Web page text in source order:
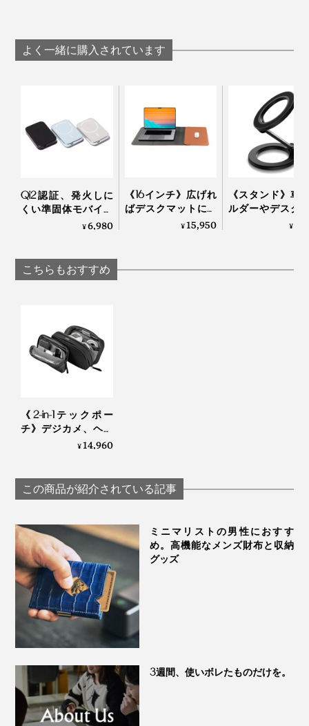
です。
そこで、仕事の効率を最大限に上げる収納アイデアとし
て、仕事道具を整理したまま運べて、トレイのように使
に、欠かせないパートナーになるはずです。
よく一緒に購入されています
Qi2認証、発火しに
くい準固体モバイル
バッテリー
¥6,980
《16インチ》広げれ
ばデスクマットにな
る「ノートパソコン
¥15,950
《スタンド》車
ルダーやデスク
ンドに安定感バ
¥
こちらもおすすめ
《2-in-1テックポー
チ》デジカメ、ヘッ
ドホン、電源アダプ
具がたっぷり入る
「ビジネスポーチ
Orbitkey
¥14,960
この商品が紹介されている記事
ミニマリストの男性におすす
め。高機能なメンズ財布と収納
グッズ
3週間、使いボレたものだけを。